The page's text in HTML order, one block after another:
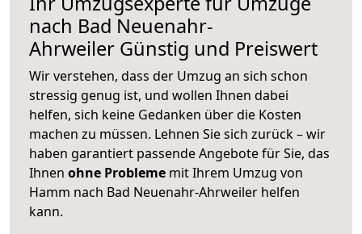
nach Bad Neuenahr-
Ahrweiler Günstig und Preiswert
Wir verstehen, dass der Umzug an sich schon
stressig genug ist, und wollen Ihnen dabei
helfen, sich keine Gedanken über die Kosten
machen zu müssen. Lehnen Sie sich zurück – wir
haben garantiert passende Angebote für Sie, das
Ihnen ohne Probleme mit Ihrem Umzug von
Hamm nach Bad Neuenahr-Ahrweiler helfen
kann.